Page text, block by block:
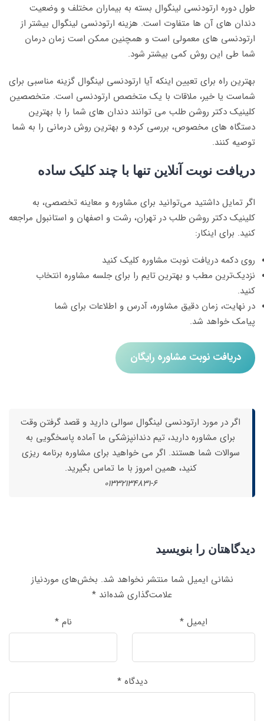
طول دوره ارتودنسی لینگوال بسته به بیماران مختلف و وضعیت
دندان های آن ها متفاوت است. هزینه ارتودنسی لینگوال بیشتر از
ارتودنسی های معمولی است و همچنین ممکن است زمان درمان
شما طی این روش کمی بیشتر شود.
بهترین راه برای تعیین اینکه آیا ارتودنسی لینگوال گزینه مناسبی برای
شماست یا خیر، ملاقات با یک متخصص ارتودنسی است. متخصصین
کلینیک دکتر روشن طلب می توانند دندان های شما را با بهترین
دستگاه های مخصوص، بررسی کرده و بهترین روش درمانی را به شما
توصیه کنند.
دریافت نوبت آنلاین تنها با چند کلیک ساده
اگر تمایل داشتید می‌توانید برای مشاوره و معاینه تخصصی، به
کلینیک دکتر روشن طلب در تهران، رشت و اصفهان و استانبول مراجعه
کنید. برای اینکار:
روی دکمه دریافت نوبت مشاوره کلیک کنید
نزدیک‌ترین مطب و بهترین تایم را برای جلسه مشاوره انتخاب
کنید.
در نهایت، زمان دقیق مشاوره، آدرس و اطلاعات برای شما
پیامک خواهد شد.
دریافت نوبت مشاوره رایگان
اگر در مورد ارتودنسی لینگوال سوالی دارید و قصد گرفتن وقت
برای مشاوره دارید، تیم دندانپزشکی ما آماده پاسخگویی به
سوالات شما هستند. اگر می خواهید برای مشاوره برنامه ریزی
کنید، همین امروز با ما تماس بگیرید.
01332134831-6
دیدگاهتان را بنویسید
نشانی ایمیل شما منتشر نخواهد شد. بخش‌های موردنیاز
علامت‌گذاری شده‌اند *
نام* ایمیل *
دیدگاه*